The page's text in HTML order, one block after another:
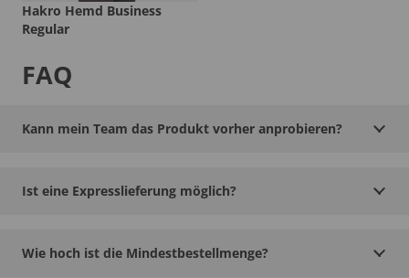
Hakro Hemd Business
Regular
FAQ
Kann mein Team das Produkt vorher anprobieren?
Ist eine Expresslieferung möglich?
Wie hoch ist die Mindestbestellmenge?